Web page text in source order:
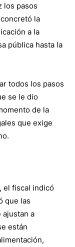
los pasos
la
a la
pública hasta la
todos los pasos
se le dio
de la
que exige
el fiscal indicó
que las
a
están